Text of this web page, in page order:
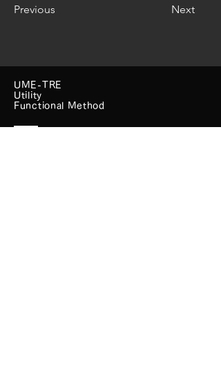
Previous Next
UME-TRE
Utility
Functional Method